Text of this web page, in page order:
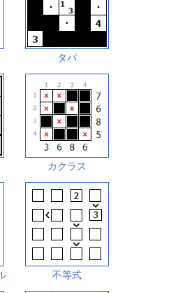
タパ
カクラス
不等式